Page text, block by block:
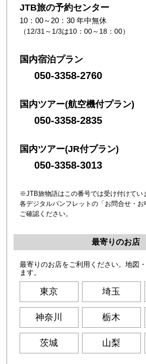
JTB旅の予約センター
10：00～20：30 年中無休
（12/31～1/3は10：00～18：00）
国内宿泊プラン
050-3358-2760
国内ツアー(航空機付プラン)
050-3358-2835
国内ツアー(JR付プラン)
050-3358-3013
※JTB旅物語はこの番号では受け付けてい
各デジタルパンフレットの「お問合せ・お
ご確認ください。
最寄りのお店
最寄りのお店をご利用ください。地図
ます。
東京 埼玉
神奈川 栃木
茨城 山梨